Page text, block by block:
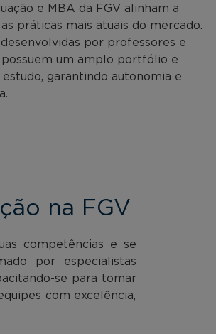
e MBA da FGV alinham a
práticas mais atuais do mercado.
por professores e
possuem um amplo portfólio e
garantindo autonomia e
na FGV
competências e se
por especialistas
se para tomar
com excelência,